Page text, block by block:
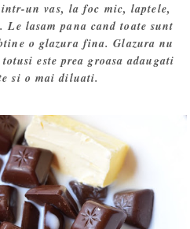
un vas, la foc mic, laptele,
lasam pana cand toate sunt
o glazura fina. Glazura nu
este prea groasa adaugati
si o mai diluati.